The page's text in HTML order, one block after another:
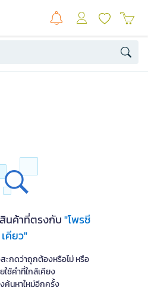
นค้าที่ตรงกับ"โพรซี
เคียว"
ะกดว่าถูกต้องหรือไม่ หรือ
ใช้คำที่ใกล้เคียง
ค้นหาใหม่อีกครั้ง